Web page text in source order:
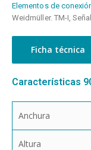
Elementos de
Weidmüller. TM-I,
Ficha técnica
Características
Anchura
Altura